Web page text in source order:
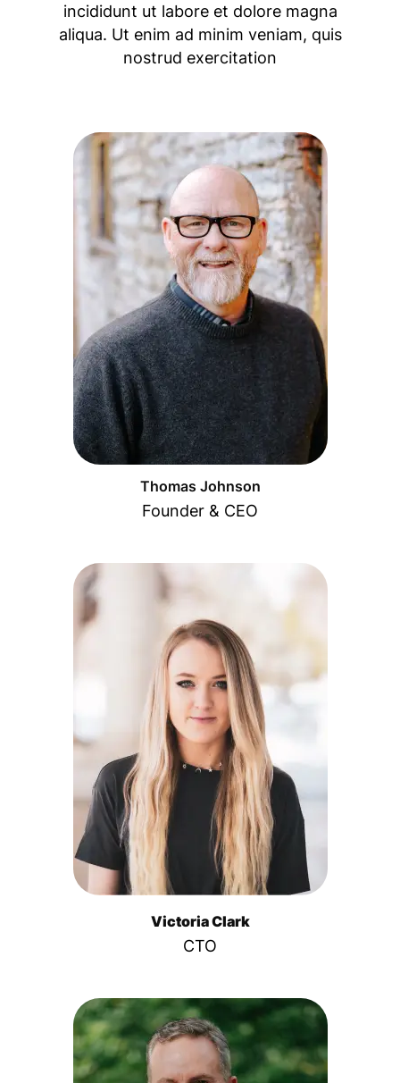
incididunt ut labore et dolore magna
aliqua. Ut enim ad minim veniam, quis
nostrud exercitation
Thomas Johnson
Founder & CEO
Victoria Clark
CTO